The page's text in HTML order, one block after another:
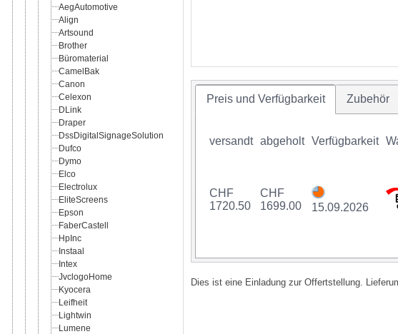
AegAutomotive
Align
Artsound
Brother
Büromaterial
CamelBak
Canon
Celexon
DLink
Draper
DssDigitalSignageSolution
Dufco
Dymo
Elco
Electrolux
EliteScreens
Epson
FaberCastell
HpInc
Instaal
Intex
JvclogoHome
Kyocera
Leifheit
Lightwin
Lumene
Preis und Verfügbarkeit Zubehör
versandt abgeholt Verfügbarkeit
CHF
1720.50
CHF
1699.00
15.09.2026
Dies ist eine Einladung zur Offertstellung.